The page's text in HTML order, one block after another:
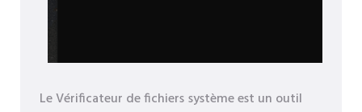
Le Vérificateur de fichiers système est un outil